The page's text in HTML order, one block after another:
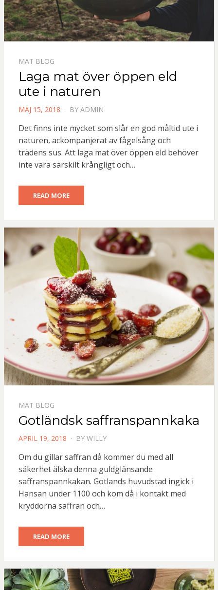
MAT BLOG
Laga mat över öppen eld
ute i naturen
POSTED
MAJ 15, 2018 BY ADMIN
Det finns inte mycket som slår en god måltid ute i
naturen, ackompanjerat av fågelsång och
trädens sus. Att laga mat över öppen eld behöver
inte vara särskilt krångligt och…
READ MORE
MAT BLOG
Gotländsk saffranspannkaka
POSTED
APRIL 19, 2018 BY WILLY
Om du gillar saffran då kommer du med all
säkerhet älska denna guldglänsande
saffranspannkakan. Gotlands huvudstad ingick i
Hansan under 1100 och kom då i kontakt med
kryddorna saffran och…
READ MORE